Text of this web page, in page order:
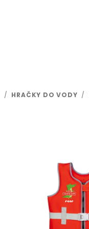
/ HRAČKY DO VODY /